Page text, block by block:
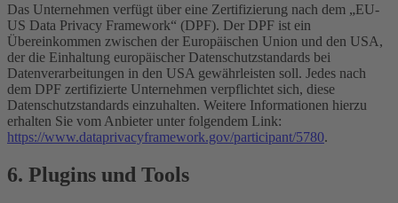
Das Unternehmen verfügt über eine Zertifizierung nach dem „EU-
US Data Privacy Framework“ (DPF). Der DPF ist ein
Übereinkommen zwischen der Europäischen Union und den USA,
der die Einhaltung europäischer Datenschutzstandards bei
Datenverarbeitungen in den USA gewährleisten soll. Jedes nach
dem DPF zertifizierte Unternehmen verpflichtet sich, diese
Datenschutzstandards einzuhalten. Weitere Informationen hierzu
erhalten Sie vom Anbieter unter folgendem Link:
https://www.dataprivacyframework.gov/participant/5780.
6. Plugins und Tools